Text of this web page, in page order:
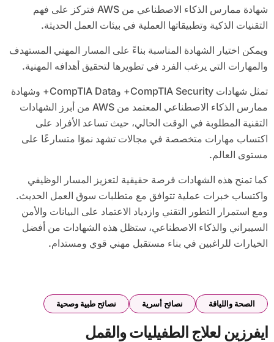
شهادة ممارس الذكاء الاصطناعي من AWS فتركز على فهم
التقنيات الذكية وتطبيقاتها العملية في بيئات العمل الحديثة.
ويمكن اختيار الشهادة المناسبة بناءً على المسار المهني المستهدف
والمهارات التي يرغب الفرد في تطويرها لتحقيق أهدافه المهنية.
تمثل شهادات CompTIA Security+ وCompTIA Data+ وشهادة
ممارس الذكاء الاصطناعي المعتمد من AWS من أبرز الشهادات
التقنية المطلوبة في الوقت الحالي، حيث تساعد الأفراد على
اكتساب مهارات متخصصة في مجالات تشهد نموًا متسارعًا على
مستوى العالم.
كما تمنح هذه الشهادات فرصة حقيقية لتعزيز المسار الوظيفي
واكتساب خبرات عملية تتوافق مع متطلبات سوق العمل الحديث.
ومع استمرار التطور التقني وازدياد الاعتماد على البيانات والأمن
السيبراني والذكاء الاصطناعي، ستظل هذه الشهادات من أفضل
الخيارات للراغبين في بناء مستقبل مهني قوي ومستدام.
الصحة واللياقة نصائح أسرية نصائح طبية وصحية
ايفرزين لعلاج الطفيليات والقمل